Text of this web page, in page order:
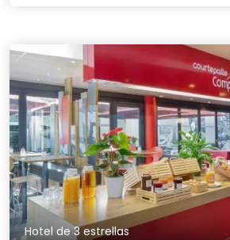
Hotel de 3 estrellas